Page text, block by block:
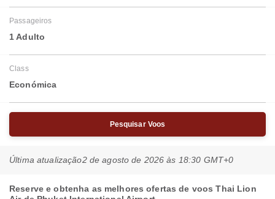
Passageiros
1 Adulto
Class
Económica
Pesquisar Voos
Última atualização2 de agosto de 2026 às 18:30 GMT+0
Reserve e obtenha as melhores ofertas de voos Thai Lion